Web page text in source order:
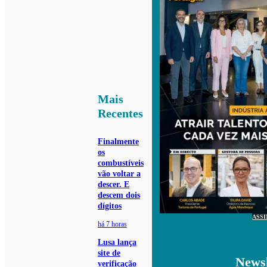
Mais
Recentes
Finalmente
os
combustíveis
vão voltar a
descer. E
descem dois
dígitos
há 7 horas
Lusa lança
site de
verificação